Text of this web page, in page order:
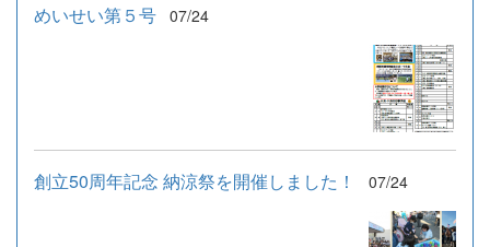
めいせい第５号 07/24
創立50周年記念 納涼祭を開催しました！ 07/24